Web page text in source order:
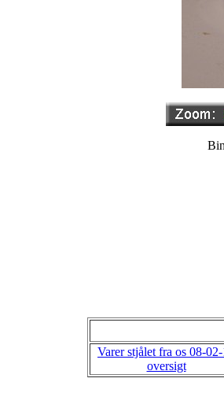
Varer stjålet fra os 08-
oversigt